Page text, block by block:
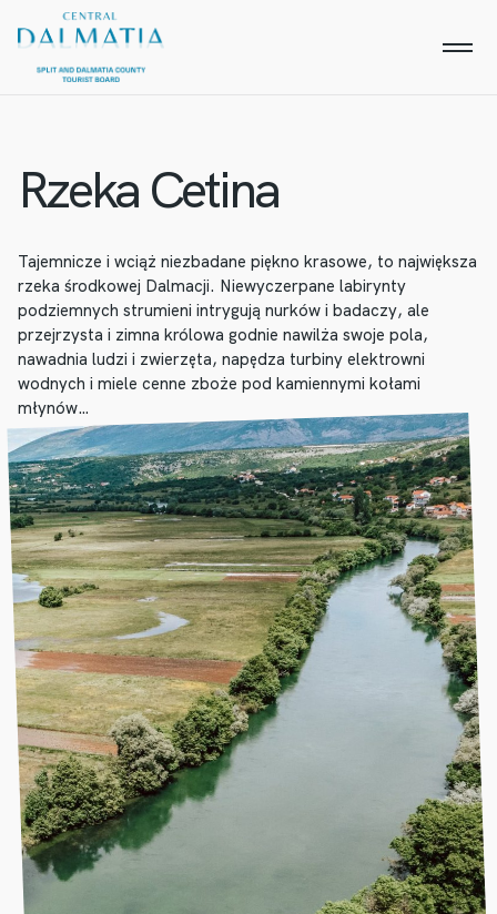
Rzeka Cetina
Tajemnicze i wciąż niezbadane piękno krasowe, to największa
rzeka środkowej Dalmacji. Niewyczerpane labirynty
podziemnych strumieni intrygują nurków i badaczy, ale
przejrzysta i zimna królowa godnie nawilża swoje pola,
nawadnia ludzi i zwierzęta, napędza turbiny elektrowni
wodnych i miele cenne zboże pod kamiennymi kołami
młynów…